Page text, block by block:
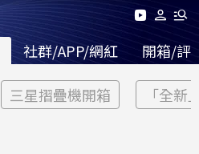
社群/APP/網紅 開箱/評
三星摺疊機開箱 「全新